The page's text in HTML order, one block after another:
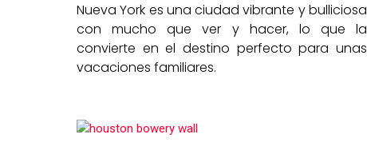
Nueva York es una ciudad vibrante y bulliciosa
con mucho que ver y hacer, lo que la
convierte en el destino perfecto para unas
vacaciones familiares.